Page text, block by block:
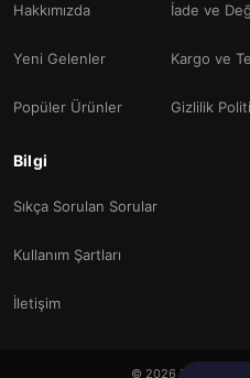
Hakkımızda
Yeni Gelenler
Popüler Ürünler
İade ve
Kargo ve
Gizlilik
Bilgi
Sıkça Sorulan Sorular
Kullanım Şartları
İletişim
© 2026 Nevresimci.